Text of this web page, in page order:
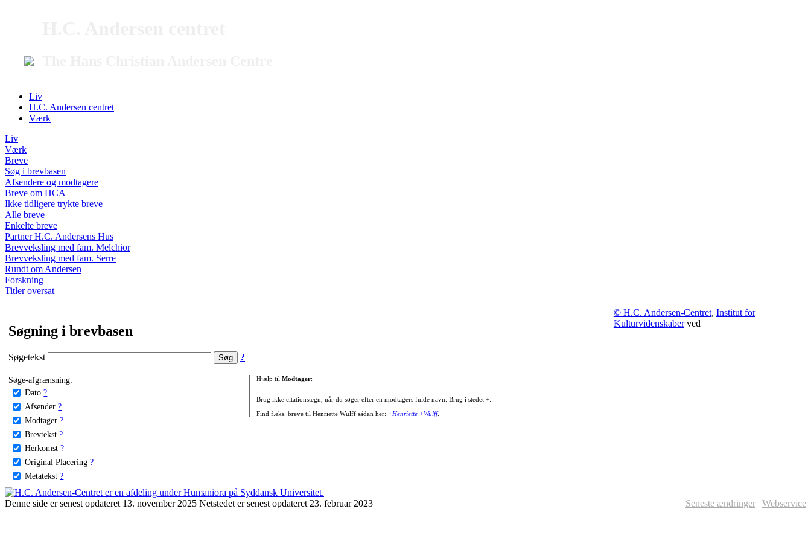
Liv
H.C. Andersen centret
Værk
Liv
Værk
Breve
Søg i brevbasen
Afsendere og modtagere
Breve om HCA
Ikke tidligere trykte breve
Alle breve
Enkelte breve
Partner H.C. Andersens Hus
Brevveksling med fam. Melchior
Brevveksling med fam. Serre
Rundt om Andersen
Forskning
Titler oversat
Søgning i brevbasen
Søgetekst ?
Søge-afgrænsning:
Dato ?
Afsender ?
Modtager ?
Brevtekst ?
Herkomst ?
Original Placering ?
Metatekst ?
Hjælp til Modtager:
Brug ikke citationstegn, når du søger efter en modtagers fulde navn. Brug i stedet +:
Find f.eks. breve til Henriette Wulff sådan her: +Henriette +Wulff.
© H.C. Andersen-Centret, Institut for
Kulturvidenskaberved
Denne side er senest opdateret 13. november 2025 Netstedet er senest opdateret 23. februar 2023 Seneste ændringer | Webservice